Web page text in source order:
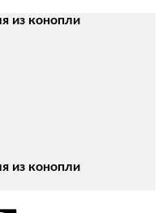
из конопли
из конопли